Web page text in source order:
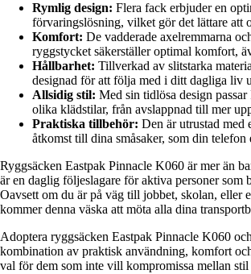
Rymlig design: Flera fack erbjuder en
förvaringslösning, vilket gör det lättare att
Komfort: De vadderade axelremmarna
ryggstycket säkerställer optimal komfort,
Hållbarhet: Tillverkad av slitstarka
designad för att följa med i ditt dagliga liv
Allsidig stil: Med sin tidlösa design
olika klädstilar, från avslappnad till mer
Praktiska tillbehör: Den är utrustad med
åtkomst till dina småsaker, som din
Ryggsäcken Eastpak Pinnacle K060 är mer än
är en daglig följeslagare för aktiva personer som
Oavsett om du är på väg till jobbet, skolan, eller
kommer denna väska att möta alla dina
Adoptera ryggsäcken Eastpak Pinnacle K060
kombination av praktisk användning, komfort
val för dem som inte vill kompromissa mellan